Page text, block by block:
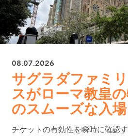
08.07.2026
サグラダファミ
スがローマ教皇
のスムーズな入
チケットの有効性を瞬時に確認